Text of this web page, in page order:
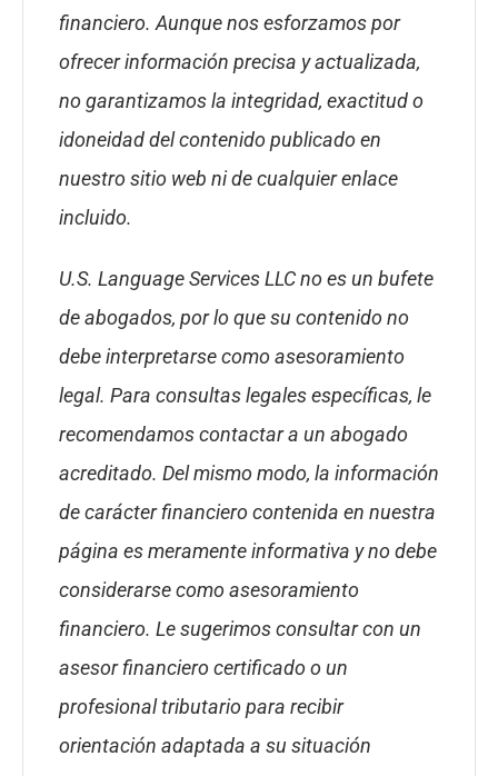
financiero. Aunque nos esforzamos por
ofrecer información precisa y actualizada,
no garantizamos la integridad, exactitud o
idoneidad del contenido publicado en
nuestro sitio web ni de cualquier enlace
incluido.
U.S. Language Services LLC no es un bufete
de abogados, por lo que su contenido no
debe interpretarse como asesoramiento
legal. Para consultas legales específicas, le
recomendamos contactar a un abogado
acreditado. Del mismo modo, la información
de carácter financiero contenida en nuestra
página es meramente informativa y no debe
considerarse como asesoramiento
financiero. Le sugerimos consultar con un
asesor financiero certificado o un
profesional tributario para recibir
orientación adaptada a su situación